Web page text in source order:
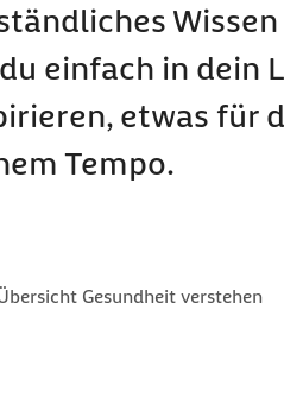
einfach in dein
etwas für
Tempo.
Gesundheit verstehen